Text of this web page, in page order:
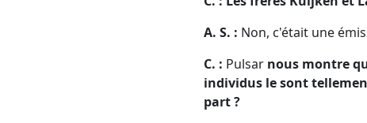
A. S. : Non, c'était une
C. : Pulsarnous montre
individus le sont
part ?